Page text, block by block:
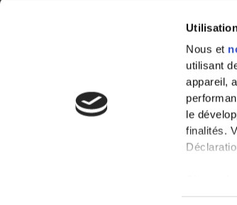
Nous et
utilisant
appareil,
le
finalités.